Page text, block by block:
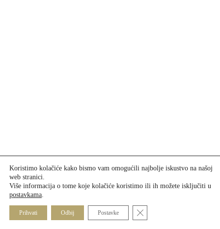
Koristimo kolačiće kako bismo vam omogućili najbolje iskustvo na našoj
web stranici.
Više informacija o tome koje kolačiće koristimo ili ih možete isključiti u
postavkama
Prihvati Odbij Postavke Close GDPR Cookie Banner